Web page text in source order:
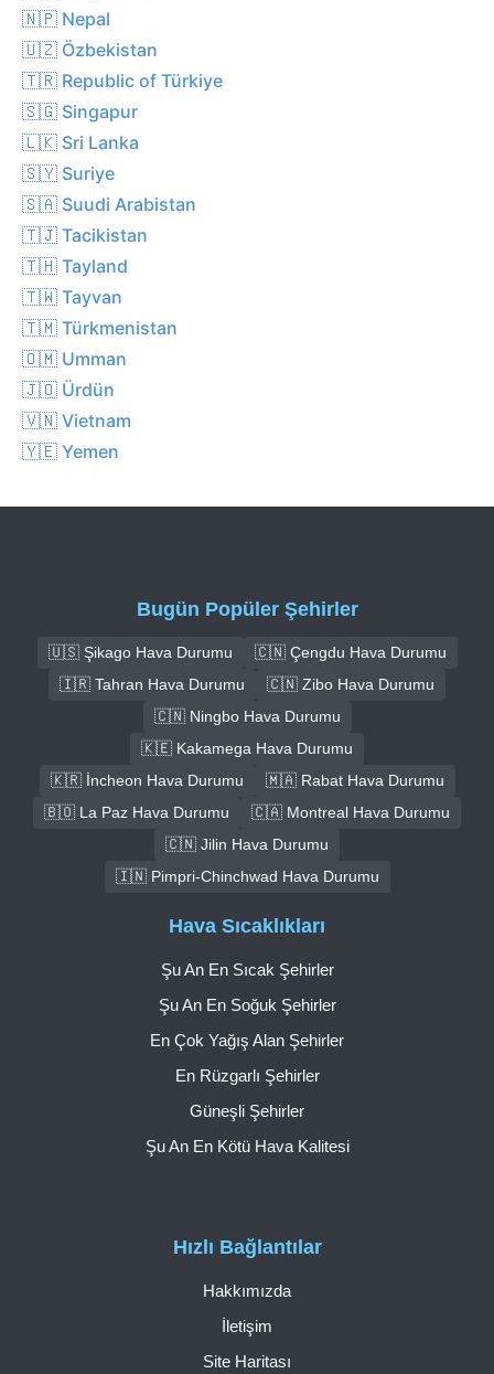
🇳🇵 Nepal
🇺🇿 Özbekistan
🇹🇷 Republic of Türkiye
🇸🇬 Singapur
🇱🇰 Sri Lanka
🇸🇾 Suriye
🇸🇦 Suudi Arabistan
🇹🇯 Tacikistan
🇹🇭 Tayland
🇹🇼 Tayvan
🇹🇲 Türkmenistan
🇴🇲 Umman
🇯🇴 Ürdün
🇻🇳 Vietnam
🇾🇪 Yemen
Bugün Popüler Şehirler
🇺🇸 Şikago Hava Durumu
🇨🇳 Çengdu Hava Durumu
🇮🇷 Tahran Hava Durumu
🇨🇳 Zibo Hava Durumu
🇨🇳 Ningbo Hava Durumu
🇰🇪 Kakamega Hava Durumu
🇰🇷 İncheon Hava Durumu
🇲🇦 Rabat Hava Durumu
🇧🇴 La Paz Hava Durumu
🇨🇦 Montreal Hava Durumu
🇨🇳 Jilin Hava Durumu
🇮🇳 Pimpri-Chinchwad Hava Durumu
Hızlı Bağlantılar
Hakkımızda
İletişim
Site Haritası
Hava Sıcaklıkları
Şu An En Sıcak Şehirler
Şu An En Soğuk Şehirler
En Çok Yağış Alan Şehirler
En Rüzgarlı Şehirler
Güneşli Şehirler
Şu An En Kötü Hava Kalitesi